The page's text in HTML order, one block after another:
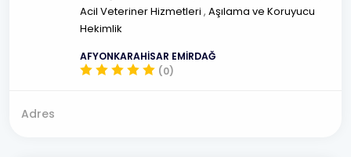
Acil Veteriner Hizmetleri , Aşılama ve Koruyucu
Hekimlik
AFYONKARAHİSAR EMİRDAĞ
(0)
Adres